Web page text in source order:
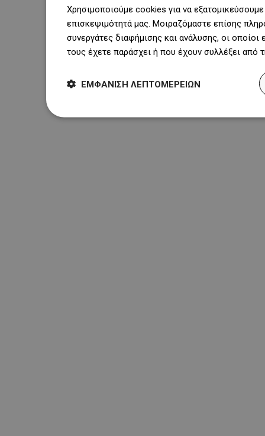
Χρησιμοποιούμε cookies για να
επισκεψιμότητά μας. Μοιραζόμαστε επίσης
συνεργάτες διαφήμισης και ανάλυσης, οι
τους έχετε παράσχει ή που έχουν συλλέξει
ΕΜΦΆΝΙΣΗ ΛΕΠΤΟΜΕΡΕΙΏΝ